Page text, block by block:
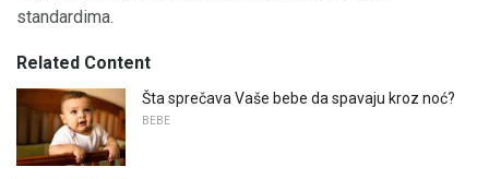
standardima.
Related Content
Šta sprečava Vaše bebe da spavaju kroz noć?
BEBE